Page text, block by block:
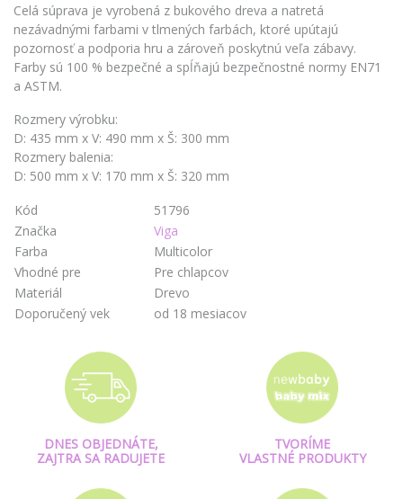
Celá súprava je vyrobená z bukového dreva a natretá
nezávadnými farbami v tlmených farbách, ktoré upútajú
pozornosť a podporia hru a zároveň poskytnú veľa zábavy.
Farby sú 100 % bezpečné a spĺňajú bezpečnostné normy EN71
a ASTM.
Rozmery výrobku:
D: 435 mm x V: 490 mm x Š: 300 mm
Rozmery balenia:
D: 500 mm x V: 170 mm x Š: 320 mm
Kód
51796
Značka
Viga
Farba
Multicolor
Vhodné pre
Pre chlapcov
Materiál
Drevo
Doporučený vek
od 18 mesiacov
DNES OBJEDNÁTE,
ZAJTRA SA RADUJETE
TVORÍME
VLASTNÉ PRODUKTY